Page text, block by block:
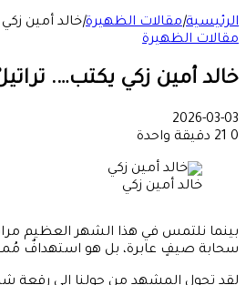
الرئيسية|مقالات الظهيرة|خالد أمين
مقالات الظهيرة
خالد أمين زكي يكتب….
2026-03-03
0
دقيقة واحدة
خالد أمين زكي
​بينما نلتمس في هذا الشهر العظيم
سحابة صيفٍ عابرة، بل هو استهدافٌ